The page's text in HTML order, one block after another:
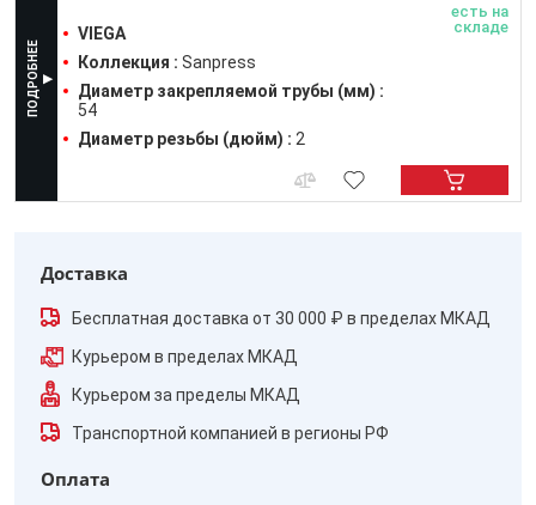
VIEGA
Коллекция : Sanpress
Диаметр закрепляемой трубы (мм) :
54
Диаметр резьбы (дюйм) : 2
есть на
складе
Доставка
Бесплатная доставка от 30 000 ₽ в пределах МКАД
Курьером в пределах МКАД
Курьером за пределы МКАД
Транспортной компанией в регионы РФ
Оплата